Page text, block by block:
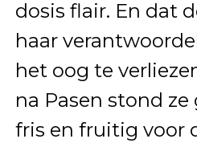
dosis flair. En dat
haar
het oog te
na Pasen stond
fris en fruitig voor